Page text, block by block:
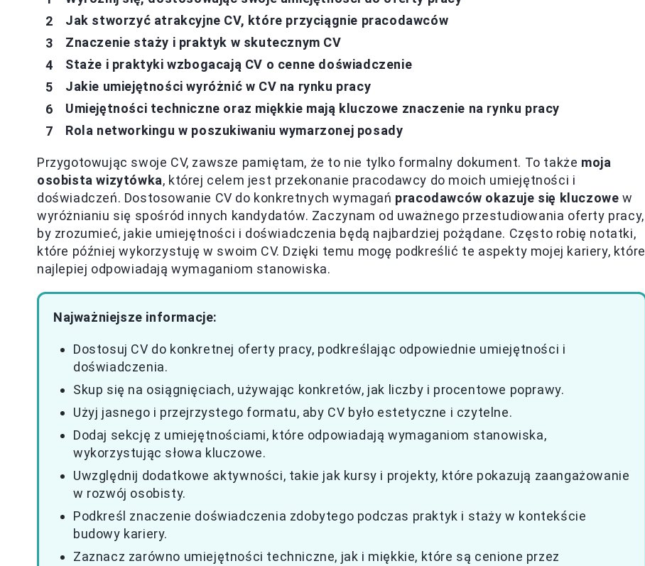
Jak stworzyć atrakcyjne CV, które przyciągnie pracodawców
Znaczenie staży i praktyk w skutecznym CV
Staże i praktyki wzbogacają CV o cenne doświadczenie
Jakie umiejętności wyróżnić w CV na rynku pracy
Umiejętności techniczne oraz miękkie mają kluczowe znaczenie na rynku pracy
Rola networkingu w poszukiwaniu wymarzonej posady
Przygotowując swoje CV, zawsze pamiętam, że to nie tylko formalny dokument. To także moja
osobista wizytówka, której celem jest przekonanie pracodawcy do moich umiejętności i
doświadczeń. Dostosowanie CV do konkretnych wymagań pracodawców okazuje się kluczowe w
wyróżnianiu się spośród innych kandydatów. Zaczynam od uważnego przestudiowania oferty pracy,
by zrozumieć, jakie umiejętności i doświadczenia będą najbardziej pożądane. Często robię notatki,
które później wykorzystuję w swoim CV. Dzięki temu mogę podkreślić te aspekty mojej kariery, które
najlepiej odpowiadają wymaganiom stanowiska.
Najważniejsze informacje:
Dostosuj CV do konkretnej oferty pracy, podkreślając odpowiednie umiejętności i
doświadczenia.
Skup się na osiągnięciach, używając konkretów, jak liczby i procentowe poprawy.
Użyj jasnego i przejrzystego formatu, aby CV było estetyczne i czytelne.
Dodaj sekcję z umiejętnościami, które odpowiadają wymaganiom stanowiska,
wykorzystując słowa kluczowe.
Uwzględnij dodatkowe aktywności, takie jak kursy i projekty, które pokazują zaangażowanie
w rozwój osobisty.
Podkreśl znaczenie doświadczenia zdobytego podczas praktyk i staży w kontekście
budowy kariery.
Zaznacz zarówno umiejętności techniczne, jak i miękkie, które są cenione przez